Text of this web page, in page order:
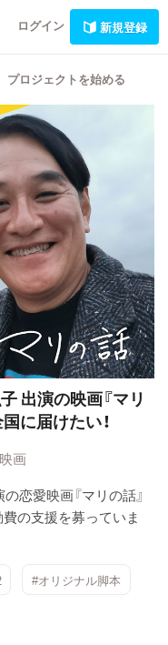
ログイン 新規登録
プロジェクトを始める
出演の映画『マリ
国に届けたい！
映画
恋愛映画『マリの話』
の支援を募っていま
#オリジナル脚本